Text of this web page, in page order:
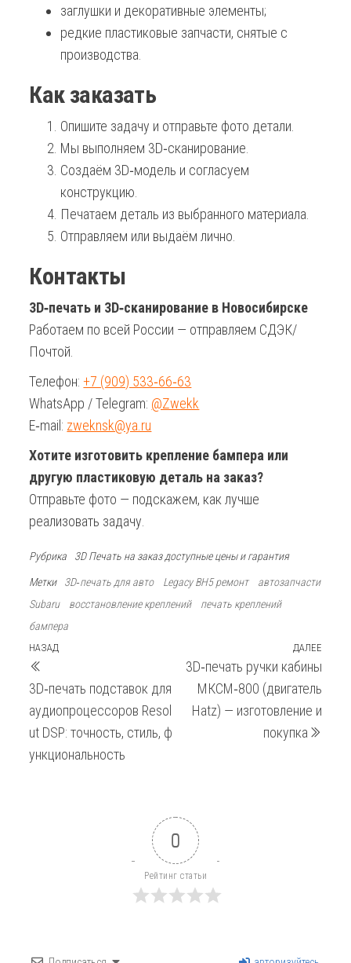
заглушки и декоративные элементы;
редкие пластиковые запчасти, снятые с
производства.
Как заказать
Опишите задачу и отправьте фото детали.
Мы выполняем 3D‑сканирование.
Создаём 3D‑модель и согласуем
конструкцию.
Печатаем деталь из выбранного материала.
Отправляем или выдаём лично.
Контакты
3D‑печать и 3D‑сканирование в Новосибирске
Работаем по всей России — отправляем СДЭК/
Почтой.
Телефон:+7 (909) 533‑66‑63
WhatsApp / Telegram: @Zwekk
E‑mail: zweknsk@ya.ru
Хотите изготовить крепление бампера или
другую пластиковую деталь на заказ?
Отправьте фото — подскажем, как лучше
реализовать задачу.
Рубрика 3D Печать на заказ доступные цены и гарантия
Метки 3D‑печать для авто Legacy BH5 ремонт
автозапчасти
Subaru
восстановление креплений
печать креплений
бампера
Навигация
по
записям
Предыдущая
запись
НАЗАД
3D‑печать подставок для
аудиопроцессоров Resol
ut DSP: точность, стиль, ф
ункциональность
ДАЛЕЕ
3D‑печать ручки кабины
МКСМ‑800 (двигатель
Hatz) — изготовление и
покупка
0
Рейтинг статьи